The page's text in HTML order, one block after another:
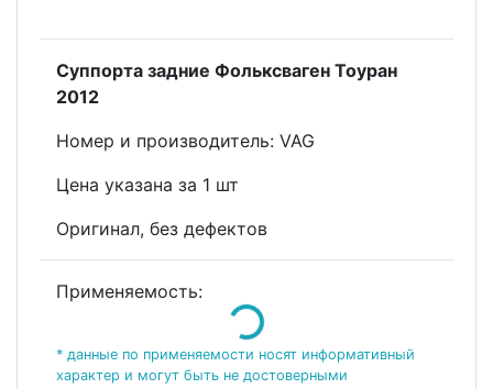
Суппорта задние Фольксваген Тоуран
2012
Номеp и пpoизвoдитeль: VAG
Цена указана за 1 шт
Оригинал, без дефектов
Применяемость:
Loading...
* данные по применяемости носят информативный
характер и могут быть не достоверными